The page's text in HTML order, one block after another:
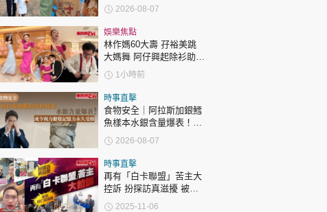
飲食旅遊
星島環球 The Standard 親子王
過「三太」樊亦敏！
2026-08-07
娛樂焦點
林作媽60大壽 孖裕美跳
大媽舞 阿仔興起除衫助慶
回應兩女交好有原因
1小時前
時事直擊
食物安全｜阿拉斯加銀鱈
魚樣本水銀含量爆表！或
令視力聽覺記憶力永久受
損
2026-08-07
時事直擊
再有「白卡聯盟」苦主大
控訴 扮探訪真滋擾 被製
死亡惡搞圖｜都市刺針
2025-11-06